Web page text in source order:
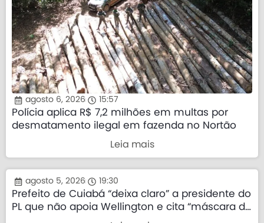
agosto 6, 2026 15:57
Polícia aplica R$ 7,2 milhões em multas por
desmatamento ilegal em fazenda no Nortão
Leia mais
agosto 5, 2026 19:30
Prefeito de Cuiabá “deixa claro” a presidente do
PL que não apoia Wellington e cita “máscara da